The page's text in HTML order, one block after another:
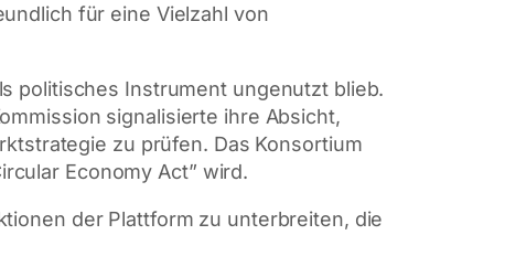
für eine Vielzahl von
politisches Instrument ungenutzt blieb.
signalisierte ihre Absicht,
zu prüfen. Das Konsortium
Economy Act” wird.
der Plattform zu unterbreiten, die